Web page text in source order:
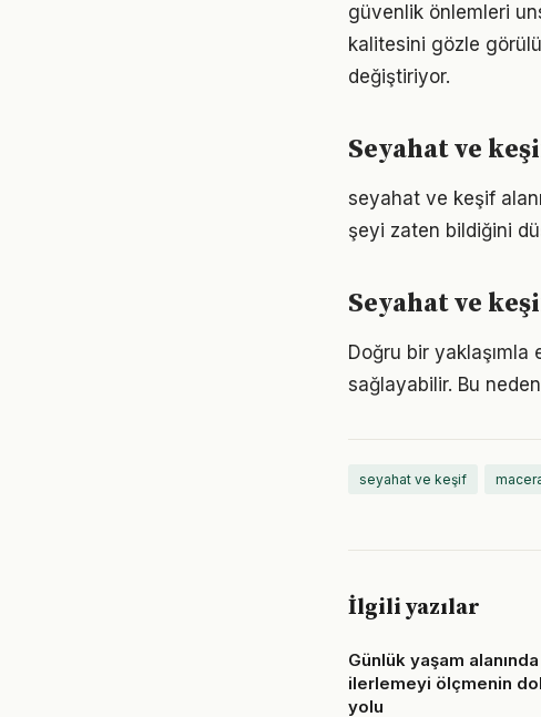
güvenlik önlemleri
kalitesini gözle
değiştiriyor.
Seyahat ve
seyahat ve keşif
şeyi zaten bildiğini
Seyahat ve
Doğru bir yaklaşımla
sağlayabilir. Bu
seyahat ve keşif
İlgili yazılar
Günlük yaşam alanında
ilerlemeyi ölçmenin
yolu